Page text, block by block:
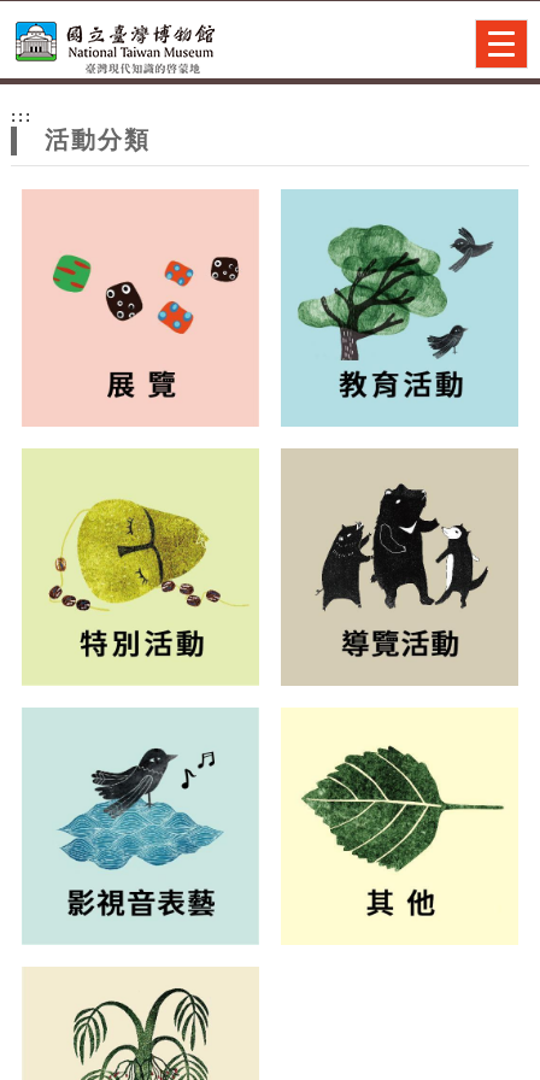
網
站
主
:::
活動分類